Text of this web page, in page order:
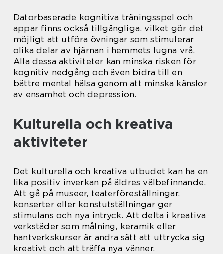
Datorbaserade kognitiva träningsspel och
appar finns också tillgängliga, vilket gör det
möjligt att utföra övningar som stimulerar
olika delar av hjärnan i hemmets lugna vrå.
Alla dessa aktiviteter kan minska risken för
kognitiv nedgång och även bidra till en
bättre mental hälsa genom att minska känslor
av ensamhet och depression.
Kulturella och kreativa
aktiviteter
Det kulturella och kreativa utbudet kan ha en
lika positiv inverkan på äldres välbefinnande.
Att gå på museer, teaterföreställningar,
konserter eller konstutställningar ger
stimulans och nya intryck. Att delta i kreativa
verkstäder som målning, keramik eller
hantverkskurser är andra sätt att uttrycka sig
kreativt och att träffa nya vänner.